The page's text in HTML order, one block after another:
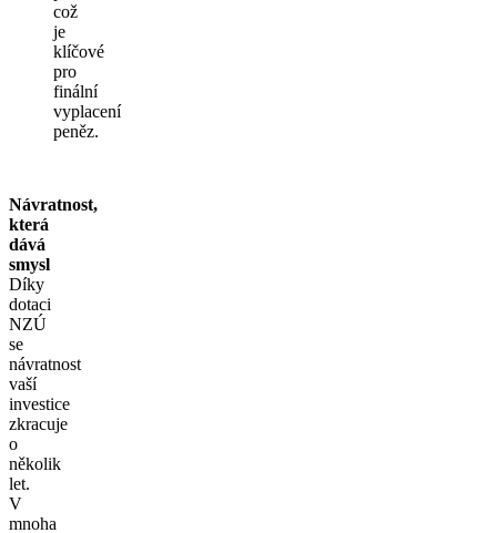
což
je
klíčové
pro
finální
vyplacení
peněz.
Návratnost,
která
dává
smysl
Díky
dotaci
NZÚ
se
návratnost
vaší
investice
zkracuje
o
několik
let.
V
mnoha